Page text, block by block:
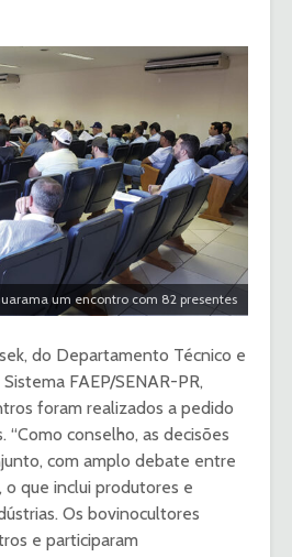
um encontro com 82 presentes
do Departamento Técnico e
FAEP/SENAR-PR,
foram realizados a pedido
“Como conselho, as decisões
com amplo debate entre
o que inclui produtores e
Os bovinocultores
e participaram